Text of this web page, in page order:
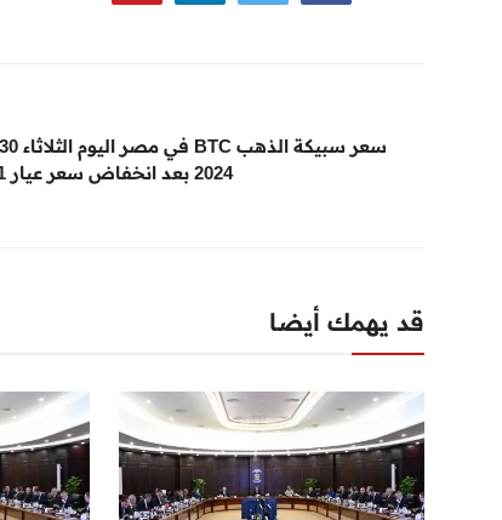
2024 بعد انخفاض سعر عيار 21 الأن
قد يهمك أيضا